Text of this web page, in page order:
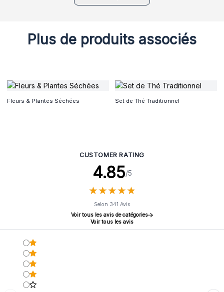
Plus de produits associés
Fleurs & Plantes Séchées Set de Thé Traditionnel
CUSTOMER RATING
4.85/5
★★★★★
★★★★★
Selon 341 Avis
Voir tous les avis de catégories
Voir tous les avis